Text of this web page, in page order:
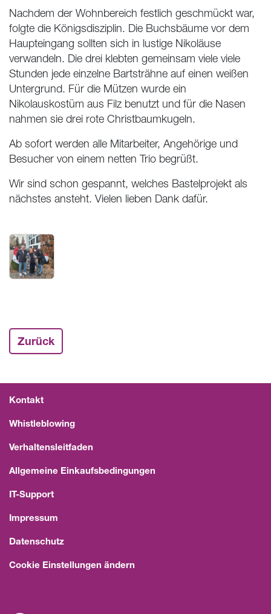
Nachdem der Wohnbereich festlich geschmückt war,
folgte die Königsdisziplin. Die Buchsbäume vor dem
Haupteingang sollten sich in lustige Nikoläuse
verwandeln. Die drei klebten gemeinsam viele viele
Stunden jede einzelne Bartsträhne auf einen weißen
Untergrund. Für die Mützen wurde ein
Nikolauskostüm aus Filz benutzt und für die Nasen
nahmen sie drei rote Christbaumkugeln.
Ab sofort werden alle Mitarbeiter, Angehörige und
Besucher von einem netten Trio begrüßt.
Wir sind schon gespannt, welches Bastelprojekt als
nächstes ansteht. Vielen lieben Dank dafür.
Zurück
Kontakt
Whistleblowing
Verhaltensleitfaden
Allgemeine Einkaufsbedingungen
IT-Support
Impressum
Datenschutz
Cookie Einstellungen ändern